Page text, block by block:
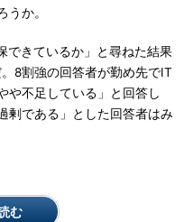
うか。
きているか」と尋ねた結果
8割強の回答者が勤め先でIT
や不足している」と回答し
剰である」とした回答者はみ
む